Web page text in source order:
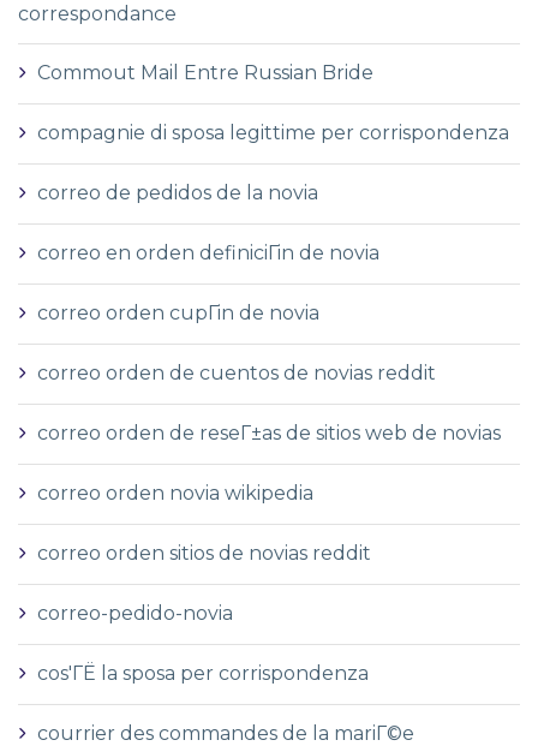
correspondance
Commout Mail Entre Russian Bride
compagnie di sposa legittime per corrispondenza
correo de pedidos de la novia
correo en orden definiciГіn de novia
correo orden cupГіn de novia
correo orden de cuentos de novias reddit
correo orden de reseГ±as de sitios web de novias
correo orden novia wikipedia
correo orden sitios de novias reddit
correo-pedido-novia
cos'ГЁ la sposa per corrispondenza
courrier des commandes de la mariГ©e